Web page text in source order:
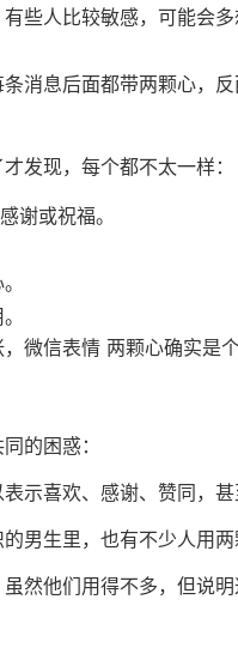
些人比较敏感，可能会
消息后面都带两颗心，反
发现，每个都不太一样：
谢或祝福。
微信表情 两颗心确实是个
的困惑：
示喜欢、感谢、赞同，甚
男生里，也有不少人用两
然他们用得不多，但说